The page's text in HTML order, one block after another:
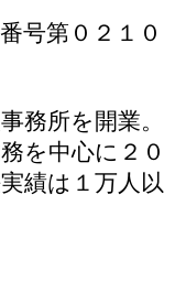
号第０２１０
務所を開業。
を中心に２０
績は１万人以